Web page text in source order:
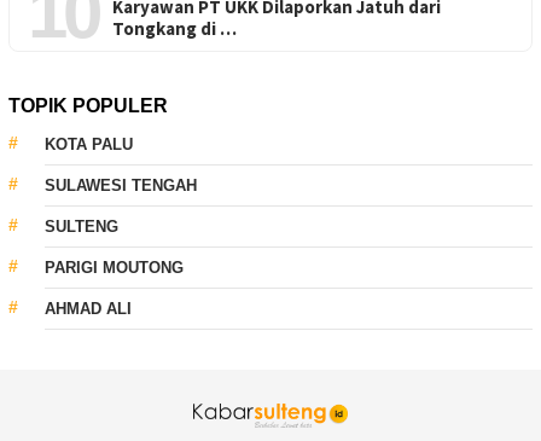
Karyawan PT UKK Dilaporkan Jatuh dari
Tongkang di …
TOPIK POPULER
KOTA PALU
SULAWESI TENGAH
SULTENG
PARIGI MOUTONG
AHMAD ALI